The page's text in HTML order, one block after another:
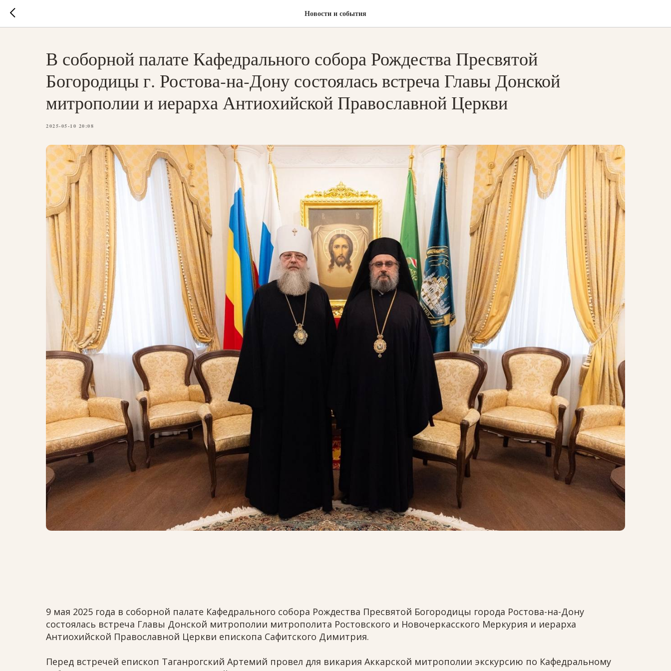
Новости и события
В соборной палате Кафедрального собора Рождества Пресвятой
Богородицы г. Ростова-на-Дону состоялась встреча Главы Донской
митрополии и иерарха Антиохийской Православной Церкви
2025-05-10 20:08
9 мая 2025 года в соборной палате Кафедрального собора Рождества Пресвятой Богородицы города Ростова-на-Дону
состоялась встреча Главы Донской митрополии митрополита Ростовского и Новочеркасского Меркурия и иерарха
Антиохийской Православной Церкви епископа Сафитского Димитрия.
Перед встречей епископ Таганрогский Артемий провел для викария Аккарской митрополии экскурсию по Кафедральному